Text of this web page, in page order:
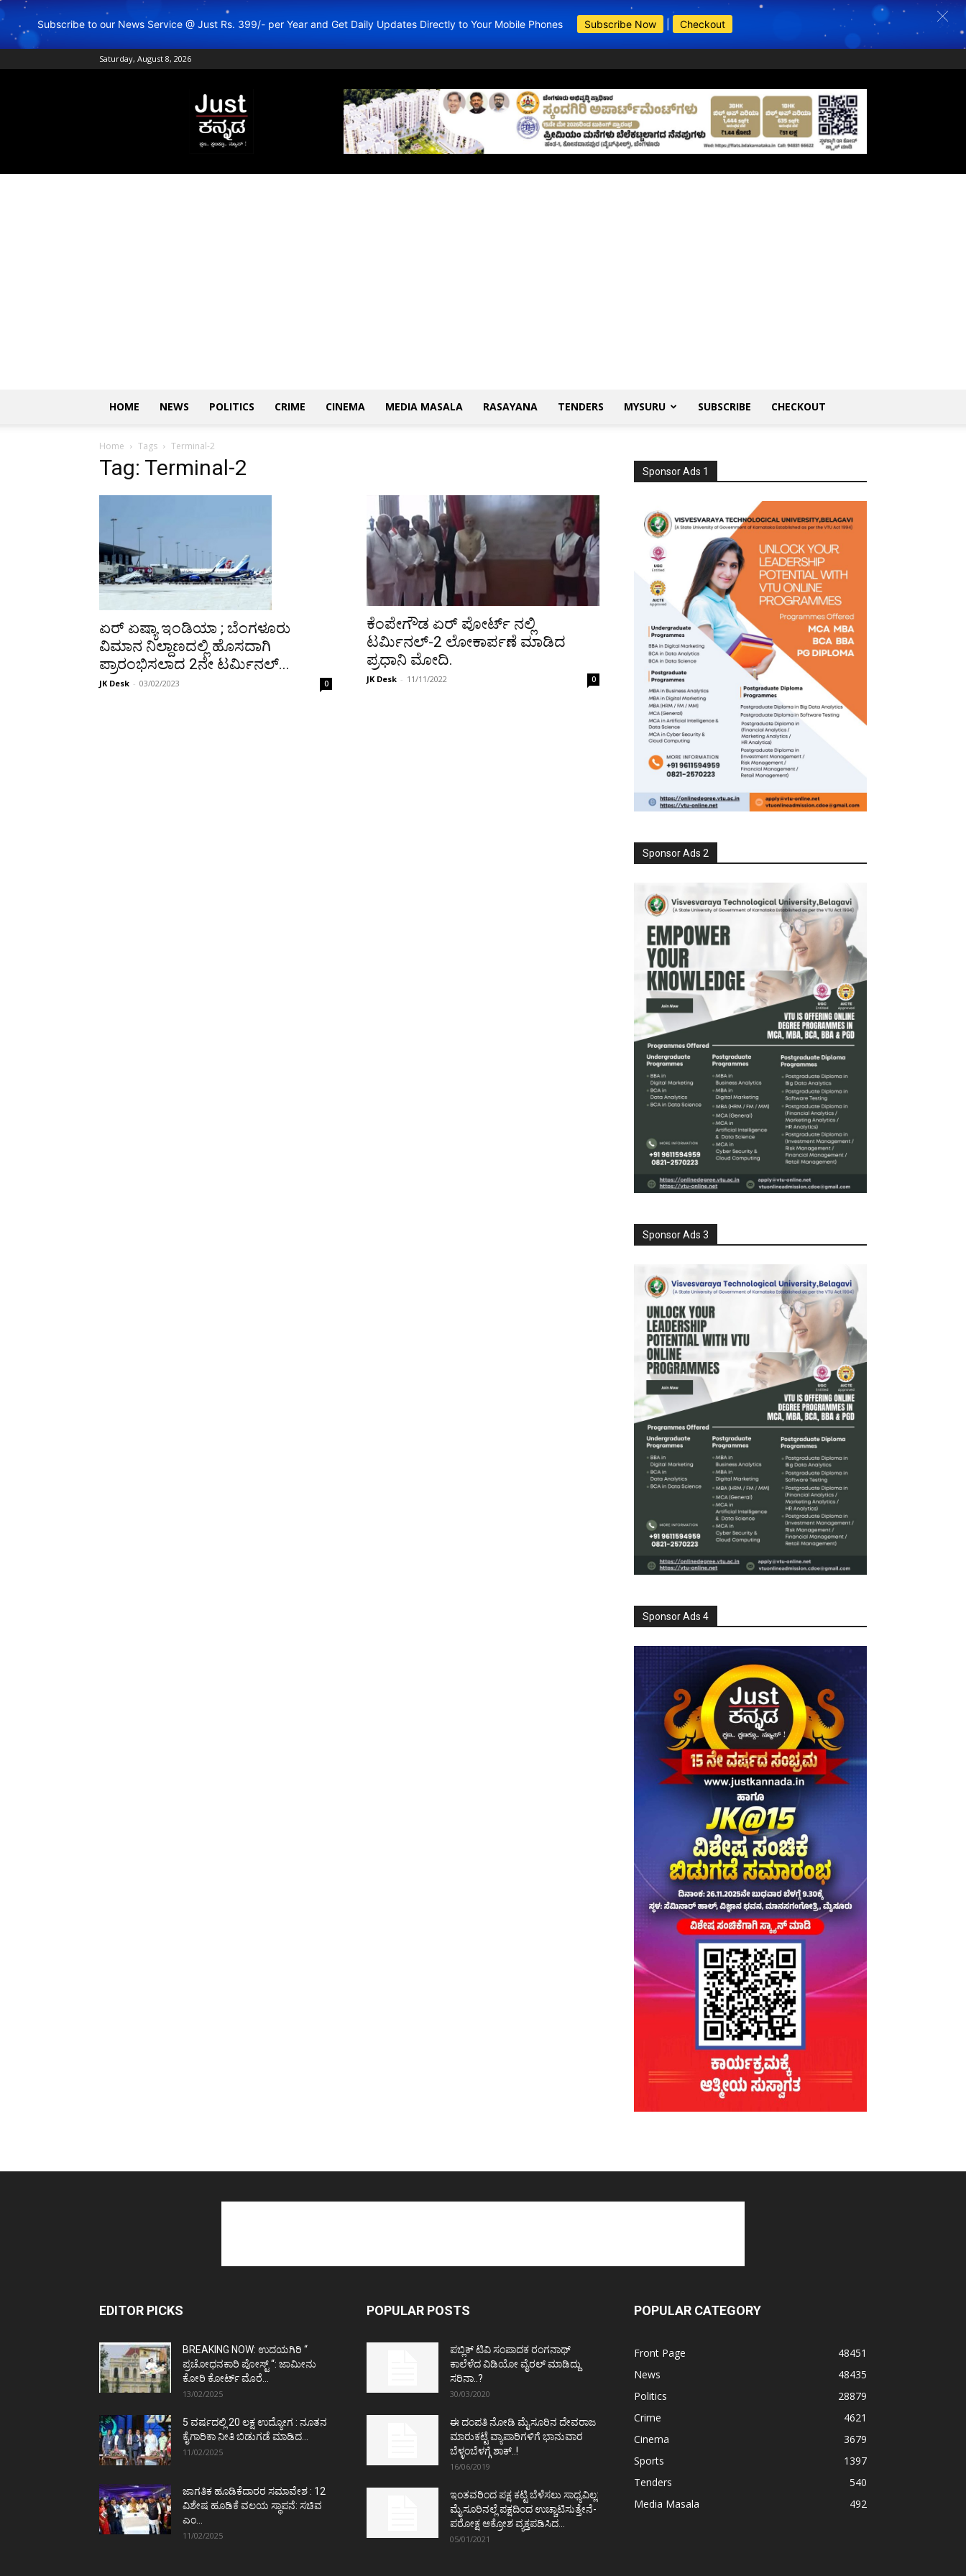
Subscribe to our News Service @ Just Rs. 399/- per Year and Get Daily Updates Directly to Your Mobile Phones Subscribe Now Checkout
Saturday, August 8, 2026
Just
Kannada
–
Online
News
ಕನ್ನಡ
BDA Apartments
HOME NEWS POLITICS CRIME CINEMA MEDIA MASALA RASAYANA TENDERS MYSURU SUBSCRIBE CHECKOUT
Home Tags Terminal-2
Tag: Terminal-2
ಏರ್‌ ಏಷ್ಯಾ ಇಂಡಿಯಾ ; ಬೆಂಗಳೂರು
ವಿಮಾನ ನಿಲ್ದಾಣದಲ್ಲಿ ಹೊಸದಾಗಿ
ಪ್ರಾರಂಭಿಸಲಾದ 2ನೇ ಟರ್ಮಿನಲ್‌...
JK Desk - 03/02/2023 0
ಕೆಂಪೇಗೌಡ ಏರ್ ಪೋರ್ಟ್ ನಲ್ಲಿ
ಟರ್ಮಿನಲ್-2 ಲೋಕಾರ್ಪಣೆ ಮಾಡಿದ
ಪ್ರಧಾನಿ ಮೋದಿ.
JK Desk - 11/11/2022 0
Sponsor Ads 1
Sponsor Ads 2
Sponsor Ads 3
Sponsor Ads 4
EDITOR PICKS
BREAKING NOW: ಉದಯಗಿರಿ “
ಪ್ರಚೋಧನಕಾರಿ ಪೋಸ್ಟ್‌ “: ಜಾಮೀನು
ಕೋರಿ ಕೋರ್ಟ್‌ ಮೊರೆ...
13/02/2025
5 ವರ್ಷದಲ್ಲಿ 20 ಲಕ್ಷ ಉದ್ಯೋಗ : ನೂತನ
ಕೈಗಾರಿಕಾ ನೀತಿ ಬಿಡುಗಡೆ ಮಾಡಿದ...
11/02/2025
ಜಾಗತಿಕ ಹೂಡಿಕೆದಾರರ ಸಮಾವೇಶ : 12
ವಿಶೇಷ ಹೂಡಿಕೆ ವಲಯ ಸ್ಥಾಪನೆ: ಸಚಿವ
ಎಂ...
11/02/2025
POPULAR POSTS
ಪಬ್ಲಿಕ್ ಟಿವಿ ಸಂಪಾದಕ ರಂಗನಾಥ್
ಕಾಲೆಳೆದ ವಿಡಿಯೋ ವೈರಲ್ ಮಾಡಿದ್ದು
ಸರಿನಾ..?
30/03/2020
ಈ ದಂಪತಿ ನೋಡಿ ಮೈಸೂರಿನ ದೇವರಾಜ
ಮಾರುಕಟ್ಟೆ ವ್ಯಾಪಾರಿಗಳಿಗೆ ಭಾನುವಾರ
ಬೆಳ್ಳಂಬೆಳಗ್ಗೆ ಶಾಕ್..!
16/06/2019
ಇಂತವರಿಂದ ಪಕ್ಷ ಕಟ್ಟಿ ಬೆಳೆಸಲು ಸಾಧ್ಯವಿಲ್ಲ:
ಮೈಸೂರಿನಲ್ಲೆ ಪಕ್ಷದಿಂದ ಉಚ್ಚಾಟಿಸುತ್ತೇನೆ-
ಪರೋಕ್ಷ ಆಕ್ರೋಶ ವ್ಯಕ್ತಪಡಿಸಿದ...
05/01/2021
POPULAR CATEGORY
Front Page
48451
News
48435
Politics
28879
Crime
4621
Cinema
3679
Sports
1397
Tenders
540
Media Masala
492